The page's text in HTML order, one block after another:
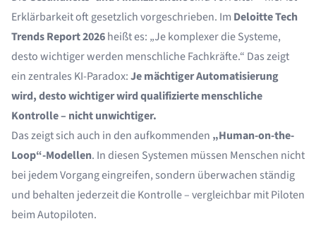
Erklärbarkeit oft gesetzlich vorgeschrieben. Im Deloitte Tech
Trends Report 2026heißt es: „Je komplexer die Systeme,
desto wichtiger werden menschliche Fachkräfte.“ Das zeigt
ein zentrales KI-Paradox:Je mächtiger Automatisierung
wird, desto wichtiger wird qualifizierte menschliche
Kontrolle – nicht unwichtiger.
Das zeigt sich auch in den aufkommenden „Human-on-the-
Loop“-Modellen. In diesen Systemen müssen Menschen nicht
bei jedem Vorgang eingreifen, sondern überwachen ständig
und behalten jederzeit die Kontrolle – vergleichbar mit Piloten
beim Autopiloten.